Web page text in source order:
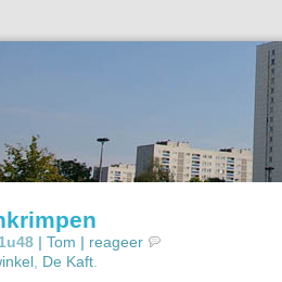
| Tom | reageer
De Kaft